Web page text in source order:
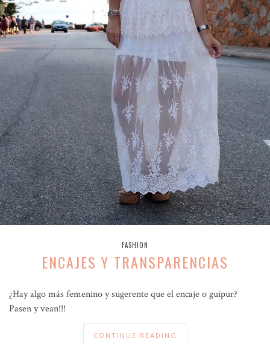
FASHION
ENCAJES Y TRANSPARENCIAS
¿Hay algo más femenino y sugerente que el encaje o guipur?
Pasen y vean!!!
CONTINUE READING